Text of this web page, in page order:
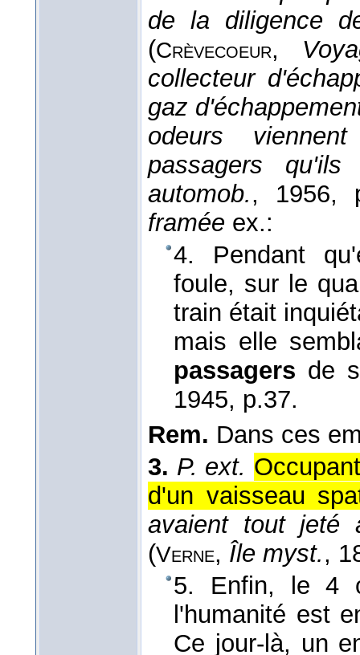
de la diligence
(Crèvecoeur,
collecteur
gaz
odeurs
passagers qu'ils
automob., 1956,
framée ex.:
4. Pendant
foule, sur le
train était
mais elle
passagers de
1945, p.37.
Rem. Dans ces
3. P. ext.
d'un vaisseau
avaient tout jeté
(Verne, Île myst.,
5. Enfin, le 4
l'humanité est
Ce jour-là, un